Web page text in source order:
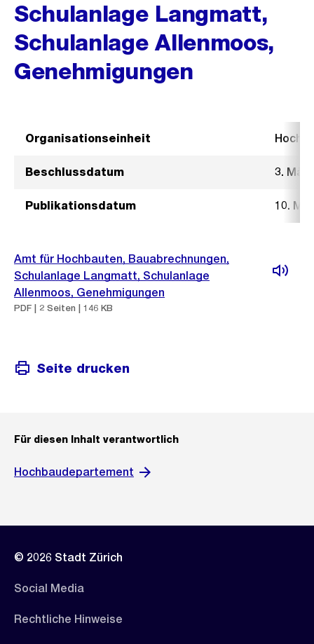
Schulanlage Langmatt,
Schulanlage Allenmoos,
Genehmigungen
Organisationseinheit
Beschlussdatum 3.
Publikationsdatum 10.
Amt für Hochbauten, Bauabrechnungen,
Schulanlage Langmatt, Schulanlage
Allenmoos, Genehmigungen
PDF | 2 Seiten | 146 KB
Seite drucken
Für diesen Inhalt verantwortlich
Hochbaudepartement
© 2026 Stadt Zürich
Social Media
Rechtliche Hinweise